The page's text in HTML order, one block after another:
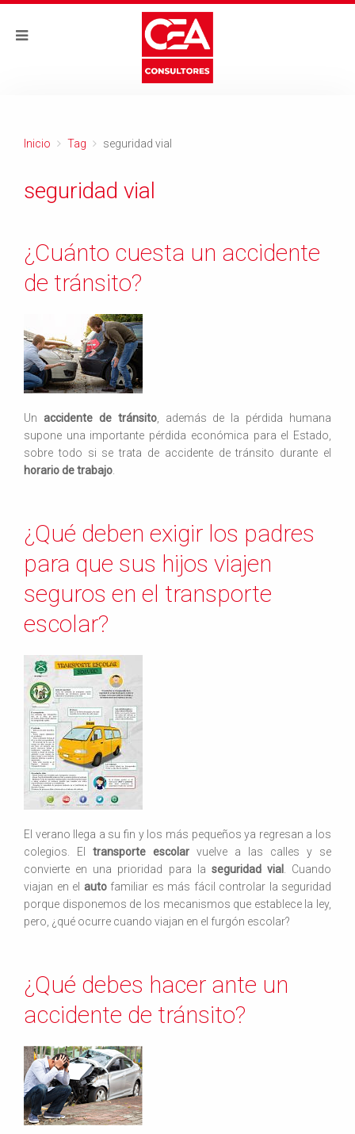
Inicio Tag seguridad vial
seguridad vial
¿Cuánto cuesta un accidente
de tránsito?
Un accidente de tránsito, además de la pérdida humana
supone una importante pérdida económica para el Estado,
sobre todo si se trata de accidente de tránsito durante el
horario de trabajo
¿Qué deben exigir los padres
para que sus hijos viajen
seguros en el transporte
escolar?
El verano llega a su fin y los más pequeños ya regresan a los
colegios. El transporte escolar vuelve a las calles y se
convierte en una prioridad para la seguridad vial
. Cuando
viajan en el autofamiliar es más fácil controlar la seguridad
porque disponemos de los mecanismos que establece la ley,
pero, ¿qué ocurre cuando viajan en el furgón escolar?
¿Qué debes hacer ante un
accidente de tránsito?